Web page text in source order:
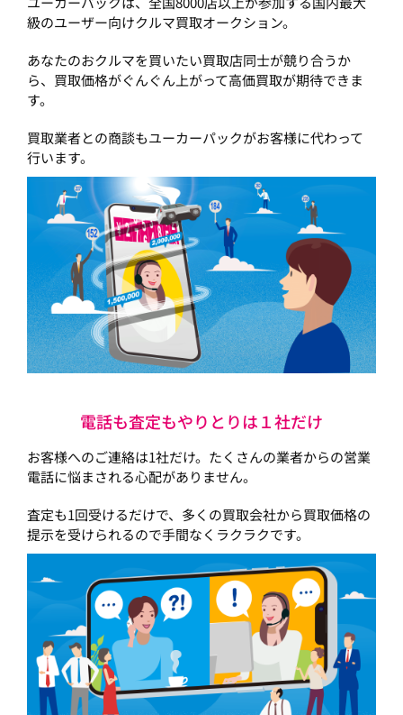
級のユーザー向けクルマ買取オークション。
あなたのおクルマを買いたい買取店同士が競り合うか
ら、買取価格がぐんぐん上がって高価買取が期待できま
す。
買取業者との商談もユーカーパックがお客様に代わって
行います。
電話も査定もやりとりは１社だけ
お客様へのご連絡は1社だけ。たくさんの業者からの営業
電話に悩まされる心配がありません。
査定も1回受けるだけで、多くの買取会社から買取価格の
提示を受けられるので手間なくラクラクです。